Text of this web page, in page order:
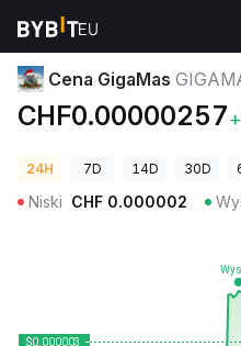
Ceny kryptowalut Cena
Cena GigaMas
CHF0.00000257
24H 7D 14D 30D
Niski CHF 0.000002